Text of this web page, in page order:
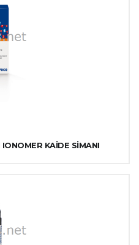
KAİDE SİMANI